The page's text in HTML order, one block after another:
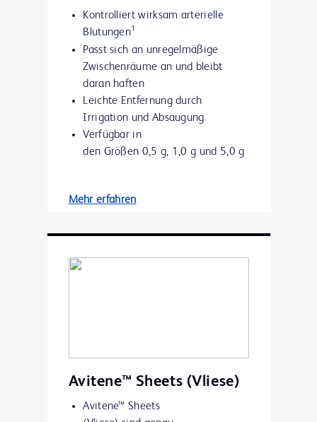
Kontrolliert wirksam arterielle
Blutungen1
Passt sich an unregelmäßige
Zwischenräume an und bleibt
daran haften
Leichte Entfernung durch
Irrigation und Absaugung
Verfügbar in
den Größen 0,5 g, 1,0 g und 5,0 g
Mehr erfahren
Avitene™ Sheets (Vliese)
Avitene™ Sheets